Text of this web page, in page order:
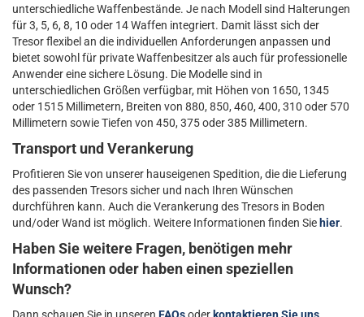
unterschiedliche Waffenbestände. Je nach Modell sind Halterungen
für 3, 5, 6, 8, 10 oder 14 Waffen integriert. Damit lässt sich der
Tresor flexibel an die individuellen Anforderungen anpassen und
bietet sowohl für private Waffenbesitzer als auch für professionelle
Anwender eine sichere Lösung. Die Modelle sind in
unterschiedlichen Größen verfügbar, mit Höhen von 1650, 1345
oder 1515 Millimetern, Breiten von 880, 850, 460, 400, 310 oder 570
Millimetern sowie Tiefen von 450, 375 oder 385 Millimetern.
Transport und Verankerung
Profitieren Sie von unserer hauseigenen Spedition, die die Lieferung
des passenden Tresors sicher und nach Ihren Wünschen
durchführen kann. Auch die Verankerung des Tresors in Boden
und/oder Wand ist möglich. Weitere Informationen finden Sie hier.
Haben Sie weitere Fragen, benötigen mehr
Informationen oder haben einen speziellen
Wunsch?